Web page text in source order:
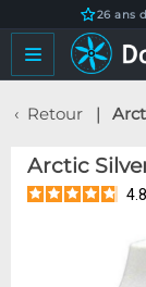
26 ans
Retour
Arctic
4.8